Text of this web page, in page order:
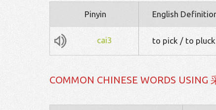
Pinyin English
cai3 to pick / to
COMMON CHINESE WORDS USING